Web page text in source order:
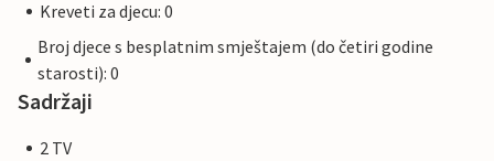
Kreveti za djecu: 0
Broj djece s besplatnim smještajem (do četiri godine
starosti): 0
Sadržaji
2 TV